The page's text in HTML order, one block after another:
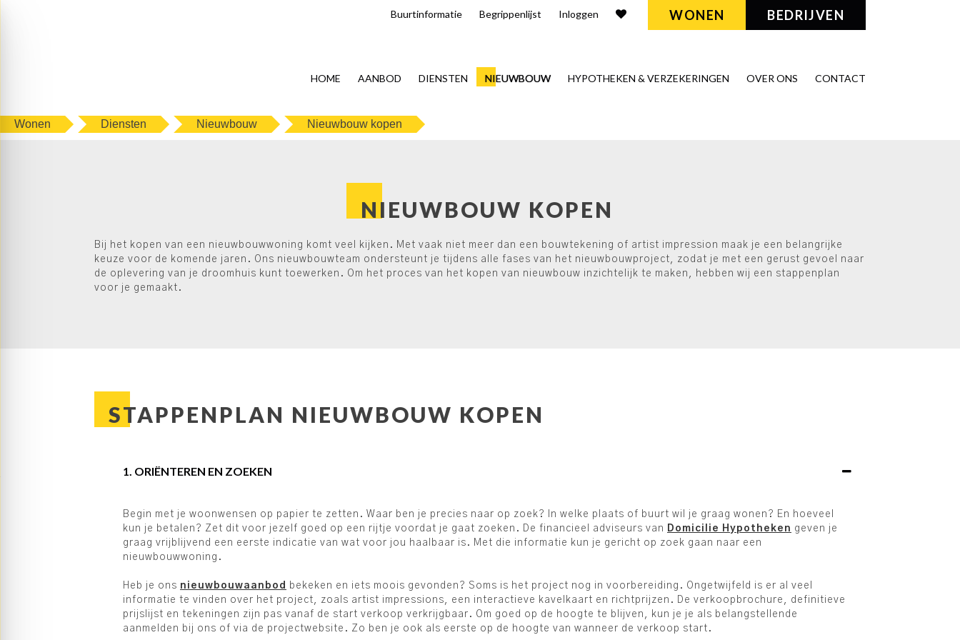
WONEN BEDRIJVEN
Buurt​informatie Begrippenlijst Inloggen
HOME AANBOD DIENSTEN NIEUWBOUW HYPOTHEKEN & VERZEKERINGEN OVER ONS CONTACT
Wonen Diensten Nieuwbouw Nieuwbouw kopen
NIEUWBOUW KOPEN
Bij het kopen van een nieuwbouwwoning komt veel kijken. Met vaak niet meer dan een bouwtekening of artist impression maak je een belangrijke
keuze voor de komende jaren. Ons nieuwbouwteam ondersteunt je tijdens alle fases van het nieuwbouwproject, zodat je met een gerust gevoel naar
de oplevering van je droomhuis kunt toewerken. Om het proces van het kopen van nieuwbouw inzichtelijk te maken, hebben wij een stappenplan
voor je gemaakt.
STAPPENPLAN NIEUWBOUW KOPEN
1. ORIËNTEREN EN ZOEKEN
Begin met je woonwensen op papier te zetten. Waar ben je precies naar op zoek? In welke plaats of buurt wil je graag wonen? En hoeveel
kun je betalen? Zet dit voor jezelf goed op een rijtje voordat je gaat zoeken. De financieel adviseurs van Domicilie Hypotheken geven je
graag vrijblijvend een eerste indicatie van wat voor jou haalbaar is. Met die informatie kun je gericht op zoek gaan naar een
nieuwbouwwoning.
Heb je ons nieuwbouwaanbod
bekeken en iets moois gevonden? Soms is het project nog in voorbereiding. Ongetwijfeld is er al veel
informatie te vinden over het project, zoals artist impressions, een interactieve kavelkaart en richtprijzen. De verkoopbrochure, definitieve
prijslijst en tekeningen zijn pas vanaf de start verkoop verkrijgbaar. Om goed op de hoogte te blijven, kun je je als belangstellende
aanmelden bij ons of via de projectwebsite. Zo ben je ook als eerste op de hoogte van wanneer de verkoop start.